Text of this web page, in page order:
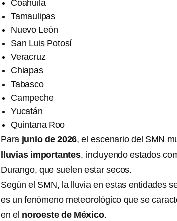
Coahuila
Tamaulipas
Nuevo León
San Luis Potosí
Veracruz
Chiapas
Tabasco
Campeche
Yucatán
Quintana Roo
Para junio de 2026, el escenario del SMN
lluvias importantes, incluyendo estados
Durango, que suelen estar secos.
Según el SMN, la lluvia en estas entidades
es un fenómeno meteorológico que se
en el noroeste de México.